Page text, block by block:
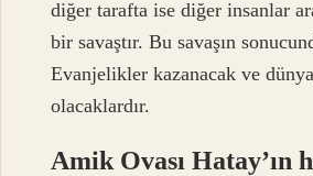
diğer tarafta ise diğer insanlar
bir savaştır. Bu savaşın
Evanjelikler kazanacak ve
olacaklardır.
Amik Ovası Hatay’ın